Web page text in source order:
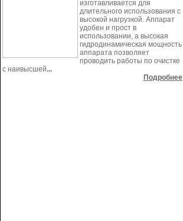
изготавливается для
длительного использования с
высокой нагрузкой. Аппарат
удобен и прост в
использовании, а высокая
гидродинамическая мощность
аппарата позволяет
проводить работы по очистке
с наивысшей...
Подробнее